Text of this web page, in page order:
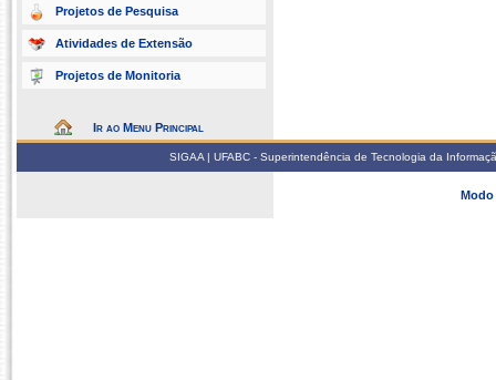
Projetos de Pesquisa
Atividades de Extensão
Projetos de Monitoria
Ir ao Menu Principal
SIGAA | UFABC - Superintendência de Tecnologia da
Modo